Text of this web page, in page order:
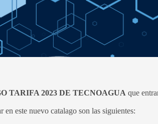
TARIFA 2023 DE TECNOAGUA que
en este nuevo catalago son las siguientes: